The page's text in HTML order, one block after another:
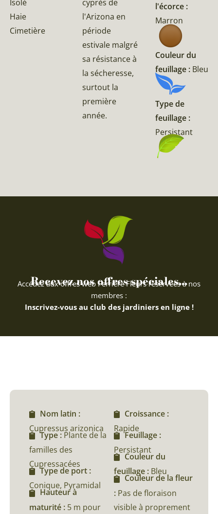
Isolé
Haie
Cimetière
cyprès de
l'Arizona en
période
estivale malgré
sa résistance à
la sécheresse,
surtout la
première
année.
l'écorce :
Marron
Couleur du
feuillage : Bleu
Type de
feuillage :
Persistant
Recevez nos offres spéciales...
Accédez aux offres web Ferriere Fleurs réservées à nos
membres :
Inscrivez-vous au club des jardiniers en ligne !
Nom latin :
Cupressus arizonica
Type : Plante de la
familles des
Cupressacées
Type de port :
Conique, Pyramidal
Hauteur à
maturité : 5 m pour
Croissance :
Rapide
Feuillage :
Persistant
Couleur du
feuillage : Bleu
Couleur de la fleur
: Pas de floraison
visible à proprement